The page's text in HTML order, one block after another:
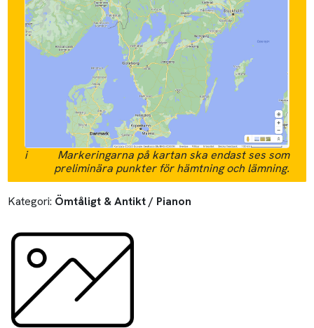
i
Markeringarna på kartan ska endast ses som
preliminära punkter för hämtning och lämning.
Kategori: Ömtåligt & Antikt / Pianon